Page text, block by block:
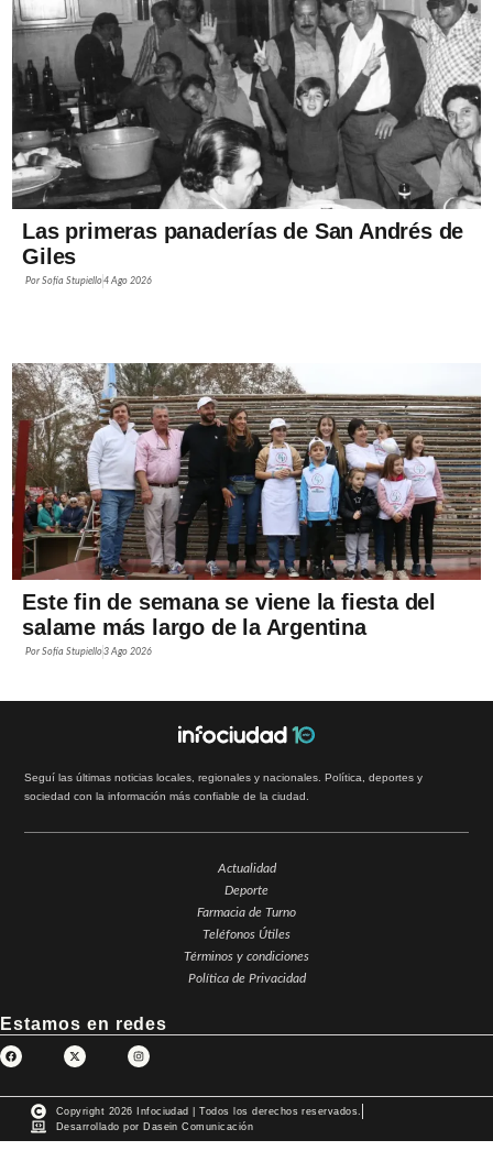
Las primeras panaderías de San Andrés de
Giles
PorSofía Stupiello4 Ago 2026
Este fin de semana se viene la fiesta del
salame más largo de la Argentina
PorSofía Stupiello3 Ago 2026
Seguí las últimas noticias locales, regionales y nacionales. Política, deportes y
sociedad con la información más confiable de la ciudad.
Actualidad
Deporte
Farmacia de Turno
Teléfonos Útiles
Términos y condiciones
Política de Privacidad
Estamos en redes
Copyright 2026 Infociudad | Todos los derechos reservados.
Desarrollado por Dasein Comunicación